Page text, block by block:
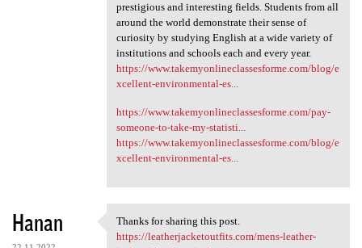
prestigious and interesting fields. Students from all
around the world demonstrate their sense of
curiosity by studying English at a wide variety of
institutions and schools each and every year.
https://www.takemyonlineclassesforme.com/blog/e
xcellent-environmental-es...
https://www.takemyonlineclassesforme.com/pay-
someone-to-take-my-statisti...
https://www.takemyonlineclassesforme.com/blog/e
xcellent-environmental-es...
Hanan Thanks for sharing this post.
Thanks for sharing this post.
https://leatherjacketoutfits.com/mens-leather-